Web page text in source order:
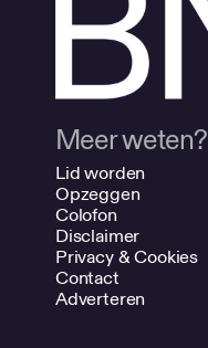
Meer weten?
Lid worden
Opzeggen
Colofon
Disclaimer
Privacy & Cookies
Contact
Adverteren